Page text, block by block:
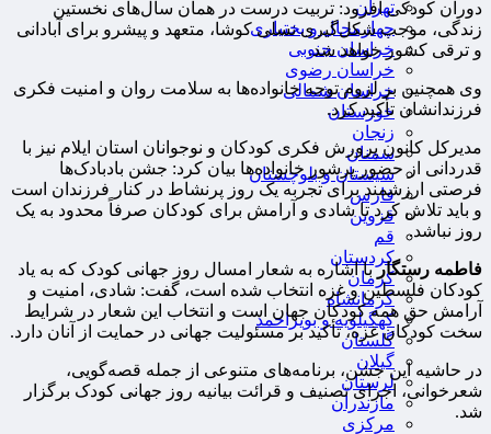
تهران
چهارمحال و بختیاری
خراسان جنوبی
خراسان رضوی
خراسان شمالی
خوزستان
زنجان
سمنان
سیستان و بلوچستان
فارس
قزوین
قم
کردستان
کرمان
کرمانشاه
کهگیلویه و بویراحمد
گلستان
گیلان
لرستان
مازندران
مرکزی
دوران کودکی افزود: تربیت درست در همان سال‌های نخستین
زندگی، موجب شکل‌گیری نسلی کوشا، متعهد و پیشرو برای آبادانی
و ترقی کشور خواهد شد.
وی همچنین بر لزوم توجه خانواده‌ها به سلامت روان و امنیت فکری
فرزندانشان تأکید کرد.
مدیرکل کانون پرورش فکری کودکان و نوجوانان استان ایلام نیز با
قدردانی از حضور پرشور خانواده‌ها بیان کرد: جشن بادبادک‌ها
فرصتی ارزشمند برای تجربه یک روز پرنشاط در کنار فرزندان است
و باید تلاش کرد تا شادی و آرامش برای کودکان صرفاً محدود به یک
روز نباشد.
فاطمه رستگاربا اشاره به شعار امسال روز جهانی کودک که به یاد
کودکان فلسطین و غزه انتخاب شده است، گفت: شادی، امنیت و
آرامش حق همه کودکان جهان است و انتخاب این شعار در شرایط
سخت کودکان غزه، تأکید بر مسئولیت جهانی در حمایت از آنان دارد.
در حاشیه این جشن، برنامه‌های متنوعی از جمله قصه‌گویی،
شعرخوانی، اجرای تصنیف و قرائت بیانیه روز جهانی کودک برگزار
شد.